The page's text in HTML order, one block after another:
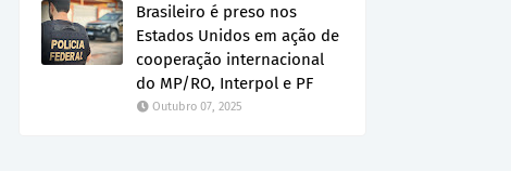
Brasileiro é preso nos
Estados Unidos em ação de
cooperação internacional
do MP/RO, Interpol e PF
Outubro 07, 2025